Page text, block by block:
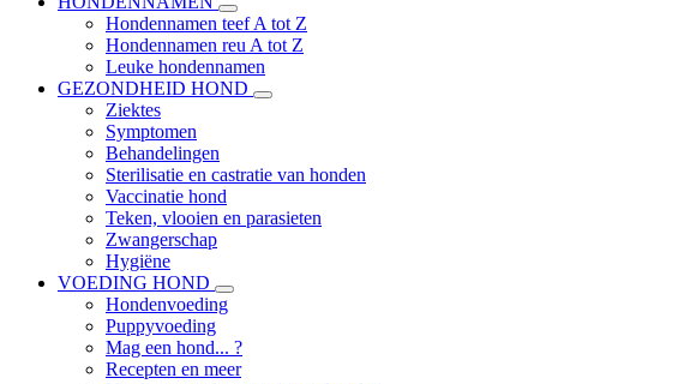
Hondennamen teef A tot Z
Hondennamen reu A tot Z
Leuke hondennamen
GEZONDHEID HOND
Ziektes
Symptomen
Behandelingen
Sterilisatie en castratie van honden
Vaccinatie hond
Teken, vlooien en parasieten
Zwangerschap
Hygiëne
VOEDING HOND
Hondenvoeding
Puppyvoeding
Mag een hond... ?
Recepten en meer